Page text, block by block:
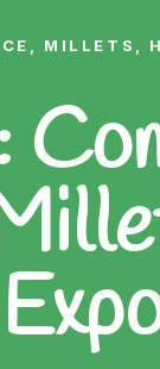
MILLETS,